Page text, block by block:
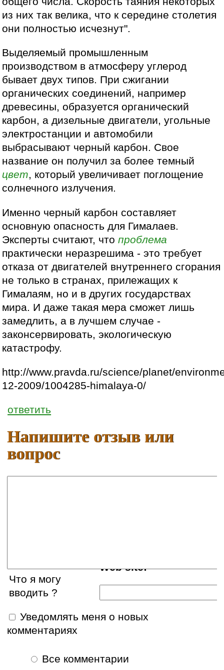
из них так велика, что к середине столетия
они полностью исчезнут".
Выделяемый промышленным
производством в атмосферу углерод
бывает двух типов. При сжигании
органических соединений, например
древесины, образуется органический
карбон, а дизельные двигатели, угольные
электростанции и автомобили
выбрасывают черный карбон. Свое
название он получил за более темный
цвет, который увеличивает поглощение
солнечного излучения.
Именно черный карбон составляет
основную опасность для Гималаев.
Эксперты считают, чтопроблема
практически неразрешима - это требует
отказа от двигателей внутреннего сгорания
не только в странах, прилежащих к
Гималаям, но и в других государствах
мира. И даже такая мера сможет лишь
замедлить, а в лучшем случае -
законсервировать, экологическую
катастрофу.
http://www.pravda.ru/science/planet/
12-2009/1004285-himalaya-0/
ответить
Напишите отзыв или
вопрос
Web site:
Что я могу
вводить ?
Уведомлять меня о новых
комментариях
Все комментарии